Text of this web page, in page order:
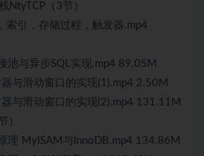
NtyTCP（3节）
索引，存储过程，触发器.mp4
池与异步SQL实现.mp4 89.05M
与滑动窗口的实现(1).mp4 2.50M
与滑动窗口的实现(2).mp4 131.11M
）
理 MyISAM与InnoDB.mp4 134.86M